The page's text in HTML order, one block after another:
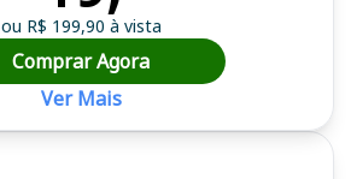
ou R$ 199,90 à vista
Comprar Agora
Ver Mais